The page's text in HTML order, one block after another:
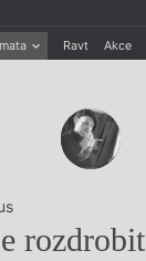
Ravt Akce
rozdrobit